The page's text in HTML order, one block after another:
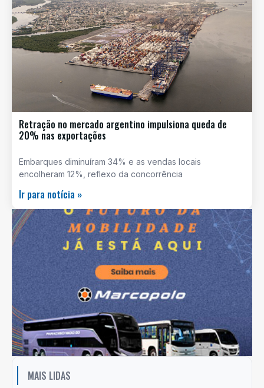
Retração no mercado argentino impulsiona queda de
20% nas exportações
Embarques diminuíram 34% e as vendas locais
encolheram 12%, reflexo da concorrência
Ir para notícia »
MAIS LIDAS